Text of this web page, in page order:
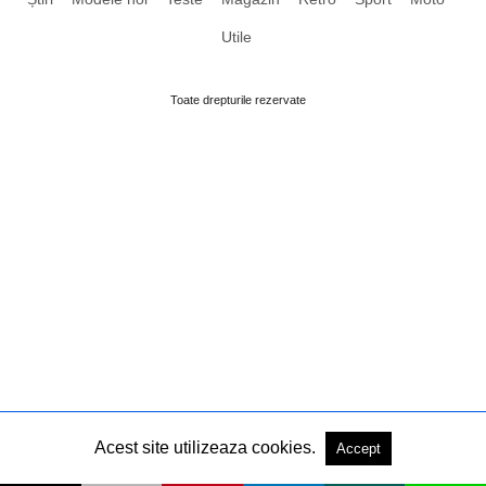
Utile
Toate drepturile rezervate
Acest site utilizeaza cookies. Accept